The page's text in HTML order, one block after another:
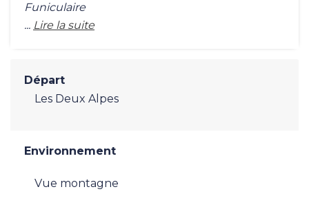
Funiculaire
... Lire la suite
Départ
Les Deux Alpes
Environnement
Vue montagne